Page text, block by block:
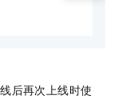
后再次上线时使